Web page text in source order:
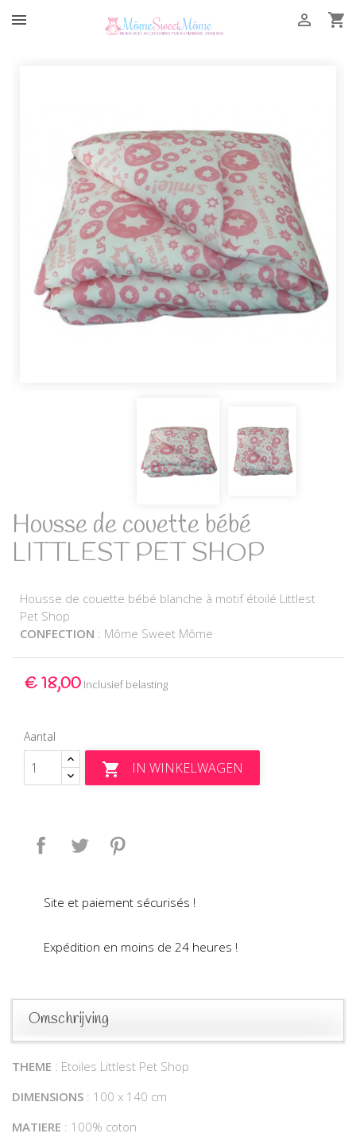
 

Housse de couette bébé
LITTLEST PET SHOP
Housse de couette bébé blanche à motif étoilé Littlest
Pet Shop
CONFECTION : Môme Sweet Môme
€ 18,00 Inclusief belasting
Aantal
 IN WINKELWAGEN
Delen Tweet
Site et paiement sécurisés !
Expédition en moins de 24 heures !
Omschrijving
THEME : Etoiles Littlest Pet Shop
DIMENSIONS : 100 x 140 cm
MATIERE : 100% coton